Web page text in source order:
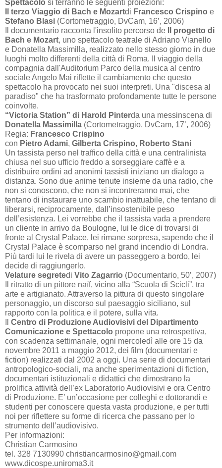
Spettacolo si terranno le seguenti proiezioni:
Il terzo Viaggio di Bach e Mozartdi Francesco Crispino e
Stefano Blasi (Cortometraggio, DvCam, 16’, 2006)
Il documentario racconta l'insolito percorso de
Il progetto di
Bach e Mozart, uno spettacolo teatrale di Adriano Vianello
e Donatella Massimilla, realizzato nello stesso giorno in due
luoghi molto differenti della città di Roma. Il viaggio della
compagnia dall'Auditorium Parco della musica al centro
sociale Angelo Mai riflette il cambiamento che questo
spettacolo ha provocato nei suoi interpreti. Una "discesa al
paradiso" che ha trasformato profondamente tutte le persone
coinvolte.
“Victoria Station” di Harold Pinterda una messinscena di
Donatella Massimilla (Cortometraggio, DvCam, 17’, 2006)
Regia: Francesco Crispino
con Pietro Adami, Gilberta Crispino, Roberto Stani
Un tassista perso nel traffico della città e una centralinista
chiusa nel suo ufficio freddo a sorseggiare caffè e a
distribuire ordini ad anonimi tassisti iniziano un dialogo a
distanza. Sono due anime tenute insieme da una radio, che
non si conoscono, che non si incontreranno mai, che
tentano di instaurare uno scambio inattuabile, che tentano di
liberarsi, reciprocamente, dall’insostenibile peso
dell’esistenza. Lei vorrebbe che il tassista vada a prendere
un cliente in arrivo da Boulogne, lui le dice di trovarsi di
fronte al Crystal Palace, lei rimane sorpresa, sapendo che il
Crystal Palace è scomparso nel grand incendio di Londra.
Più tardi lui le rivela di avere un passeggero a bordo, lei
decide di raggiungerlo.
Velature segretedi Vito Zagarrio (Documentario, 50’, 2007)
Il ritratto di un pittore naïf, vicino alla “Scuola di Scicli”, tra
arte e artigianato. Attraverso la pittura di questo singolare
personaggio, un discorso sul paesaggio siciliano, sul
rapporto con la politica e il potere, sulla vita.
Centro di Produzione Audiovisivi del Dipartimento
Comunicazione e Spettacolo propone una retrospettiva,
con scadenza settimanale, ogni mercoledì alle ore 15 da
novembre 2011 a maggio 2012, dei film (documentari e
fiction) realizzati dal 2002 a oggi. Una serie di documentari
antropologico-sociali, ma anche sperimentazioni di fiction,
documentari istituzionali e didattici che dimostrano la
prolifica attività dell’ex Laboratorio Audiovisivi e ora Centro
di Produzione. E’ un’occasione per colleghi e dottorandi e
studenti per conoscere questa vasta produzione, e per tutti
noi per riflettere su forme di ricerca che passano per lo
strumento dell’audiovisivo.
Per informazioni:
Christian Carmosino
tel. 328 7130990 christiancarmosino@gmail.com
www.dicospe.uniroma3.it